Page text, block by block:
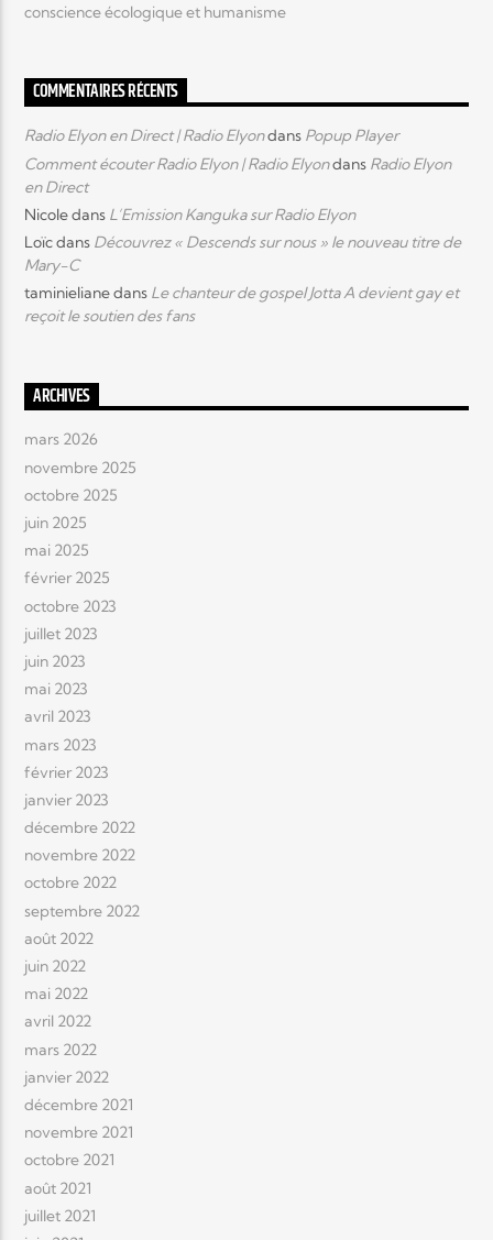
conscience écologique et humanisme
COMMENTAIRES RÉCENTS
Radio Elyon en Direct | Radio Elyondans Popup Player
Comment écouter Radio Elyon | Radio Elyondans Radio Elyon
en Direct
Nicoledans L’Emission Kanguka sur Radio Elyon
Loïcdans Découvrez « Descends sur nous » le nouveau titre de
Mary-C
taminielianedans Le chanteur de gospel Jotta A devient gay et
reçoit le soutien des fans
ARCHIVES
mars 2026
novembre 2025
octobre 2025
juin 2025
mai 2025
février 2025
octobre 2023
juillet 2023
juin 2023
mai 2023
avril 2023
mars 2023
février 2023
janvier 2023
décembre 2022
novembre 2022
octobre 2022
septembre 2022
août 2022
juin 2022
mai 2022
avril 2022
mars 2022
janvier 2022
décembre 2021
novembre 2021
octobre 2021
août 2021
juillet 2021